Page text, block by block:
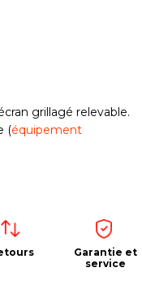
grillagé relevable.
(équipement
Garantie et
service